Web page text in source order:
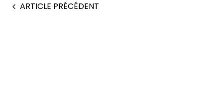
ARTICLE PRÉCÉDENT